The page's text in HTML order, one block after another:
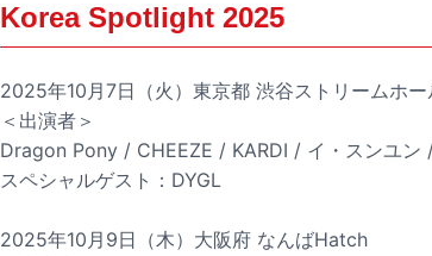
Korea Spotlight 2025
2025年10月7日（火）東京都 渋谷ストリームホー
＜出演者＞
Dragon Pony / CHEEZE / KARDI / イ・スンユン
スペシャルゲスト：DYGL
2025年10月9日（木）大阪府 なんばHatch